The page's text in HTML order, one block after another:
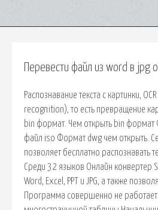
Перевести файл из word в jpg
Распознавание текста с картинки,
recognition), то есть превращение
bin формат. Чем открыть bin формат
файл iso Формат dwg чем открыть.
позволяет бесплатно распознавать
Среди 32 языков Онлайн конвертер
Word, Excel, PPT и JPG, а также
Программа совершенно не